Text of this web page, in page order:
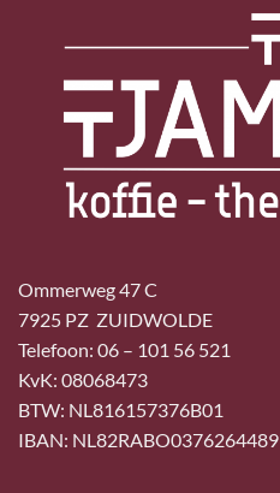
Ommerweg 47 C
7925 PZ ZUIDWOLDE
Telefoon: 06 – 101 56 521
KvK: 08068473
BTW: NL816157376B01
IBAN: NL82RABO0376264489